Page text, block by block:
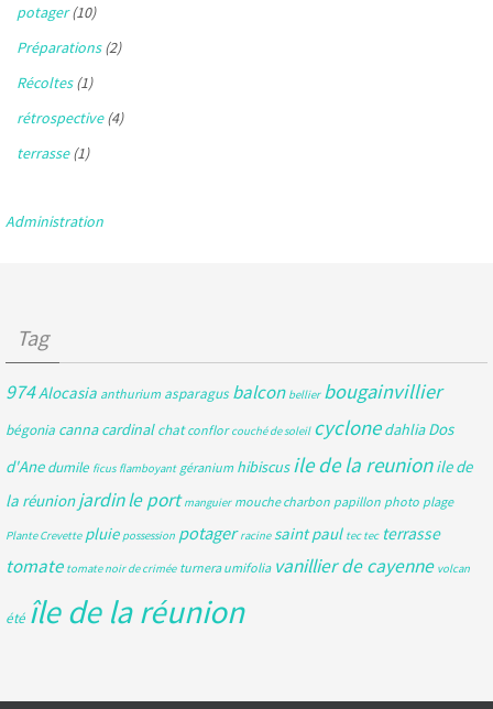
potager(10)
Préparations(2)
Récoltes(1)
rétrospective(4)
terrasse(1)
Administration
Tag
974Alocasia anthurium asparagus balcon bellier bougainvillier
bégonia canna cardinal chat conflor couché de soleil cyclone dahlia Dos
d'Ane dumile ficus flamboyant géranium hibiscus ile de la reunion ile de
la réunion jardinle port manguier mouche charbon papillon photo plage
Plante Crevette pluie possession potager racine saint paul tec tec terrasse
tomate tomate noir de crimée turnera umifolia vanillier de cayenne volcan
été île de la réunion